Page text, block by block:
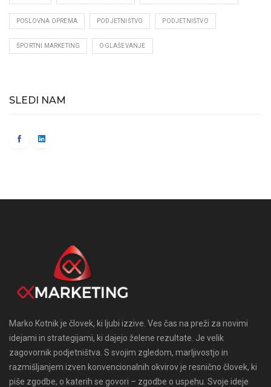
POSLOVNA OPREMA PODJETNIŠTVO PODJETNIŠTVO
ŠPORTNI MARKETING OGLAŠEVANJE
SLEDI NAM
Marko Kotnik je človek, ki ljubi izzive. Ves čas na preži za novimi
idejami in strategijami, ki dajejo želene rezultate. Je velik
zagovornik podjetništva. S svojim zgledom, marljivostjo in
razmišljanjem izven konvencionalnih okvirov je resnično človek, ki
piše zgodbe, o katerih se govori – zgodbe o uspehu. Svoje ideje